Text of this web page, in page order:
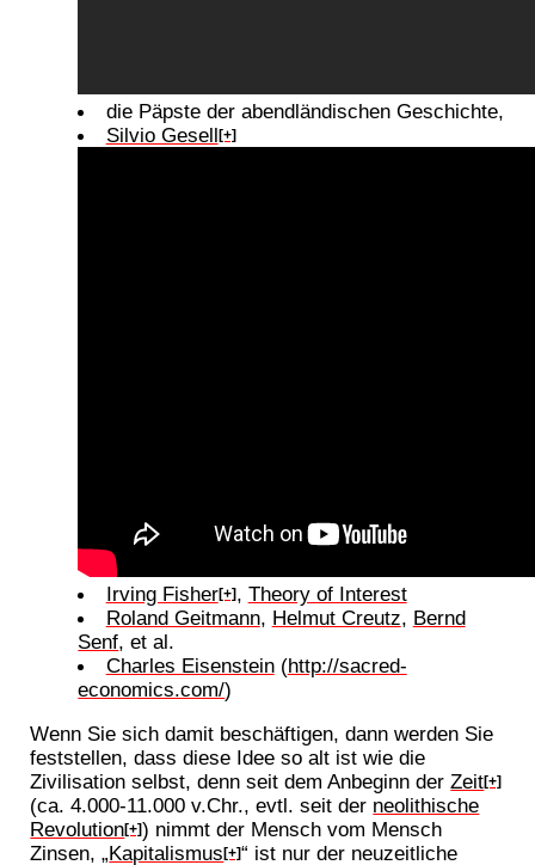
die Päpste der abendländischen Geschichte,
Silvio Gesell[+]
Irving Fisher[+], Theory of Interest
Roland Geitmann, Helmut Creutz, Bernd
Senf, et al.
Charles Eisenstein(http://sacred-
economics.com/)
Wenn Sie sich damit beschäftigen, dann werden Sie
feststellen, dass diese Idee so alt ist wie die
Zivilisation selbst, denn seit dem Anbeginn derZeit[+]
(ca. 4.000-11.000 v.Chr., evtl. seit der neolithische
Revolution[+]) nimmt der Mensch vom Mensch
Zinsen, „Kapitalismus[+]“ ist nur der neuzeitliche